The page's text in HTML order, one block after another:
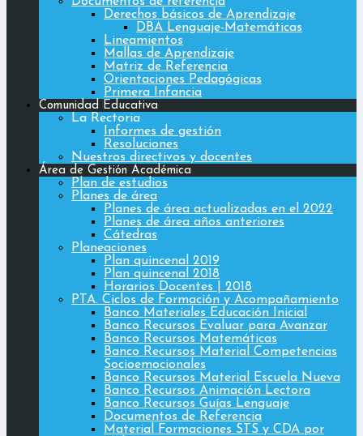
Derechos básicos de Aprendizaje
DBA Lenguaje-Matemáticas
Lineamientos
Mallas de Aprendizaje
Matriz de Referencia
Orientaciones Pedagógicas
Primera Infancia
Comunidad Educativa
La Rectoria
Informes de gestión
Resoluciones
Nuestros directivos y docentes
Área de Gestión Académica
Plan de estudios
Planes de área
Planes de área actualizadas en el 2022
Planes de área años anteriores
Cátedras
Planeaciones
Plan quincenal 2019
Plan quincenal 2018
Horarios Docentes | 2018
PTA. Ciclos de Formación y Acompañamiento
Banco Materiales Educación Inicial
Banco Recursos Evaluar para Avanzar
Banco Recursos Matemáticas
Banco Recursos Material Competencias
Socioemocionales
Banco Recursos Material Escuela Nueva
Banco Recursos Animación Lectora
Banco Recursos Guías Lenguaje
Documentos de Referencia
Material Formaciones STS y CDA por